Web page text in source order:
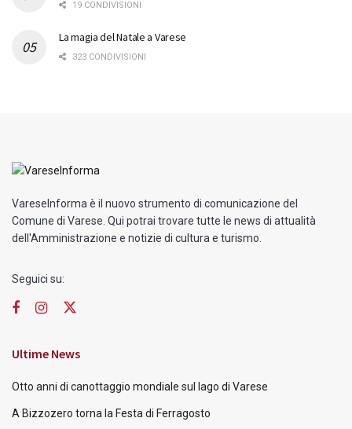
19 CONDIVISIONI
La magia del Natale a Varese
323 CONDIVISIONI
VareseInforma è il nuovo strumento di comunicazione del
Comune di Varese. Qui potrai trovare tutte le news di attualità
dell'Amministrazione e notizie di cultura e turismo.
Seguici su:
Ultime News
Otto anni di canottaggio mondiale sul lago di Varese
A Bizzozero torna la Festa di Ferragosto